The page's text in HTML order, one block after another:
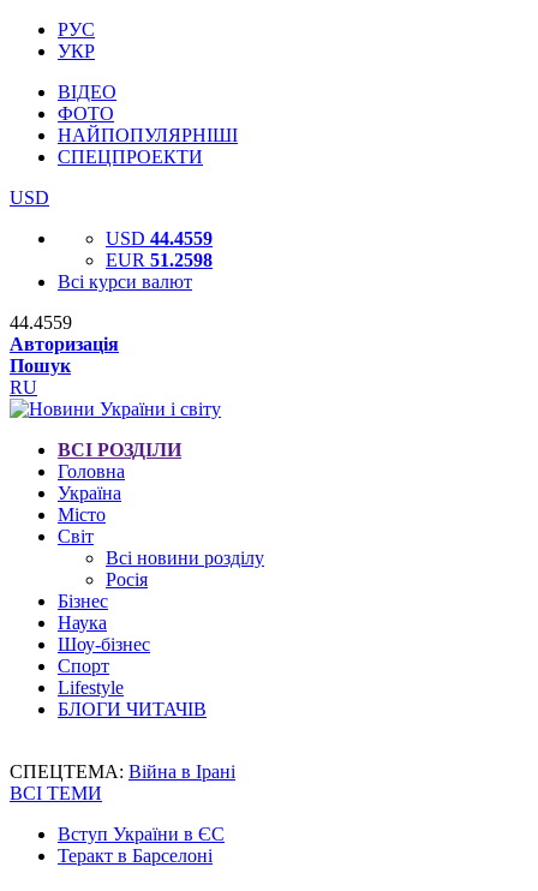
РУС
УКР
ВІДЕО
ФОТО
НАЙПОПУЛЯРНІШІ
СПЕЦПРОЕКТИ
USD
USD 44.4559
EUR 51.2598
Всі курси валют
44.4559
Авторизація
Пошук
RU
ВСІ РОЗДІЛИ
Головна
Україна
Місто
Світ
Всі новини розділу
Росія
Бізнес
Наука
Шоу-бізнес
Спорт
Lifestyle
БЛОГИ ЧИТАЧІВ
СПЕЦТЕМА: Війна в Ірані
ВСІ ТЕМИ
Вступ України в ЄС
Теракт в Барселоні